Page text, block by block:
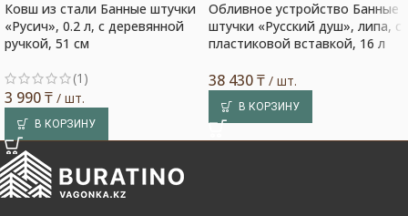
Ковш из стали Банные штучки
«Русич», 0.2 л, с деревянной
ручкой, 51 см
(1)
3 990₸ / шт.
В КОРЗИНУ
Обливное устройство Банные
штучки «Русский душ», липа, с
пластиковой вставкой, 16 л
38 430₸ / шт.
В КОРЗИНУ